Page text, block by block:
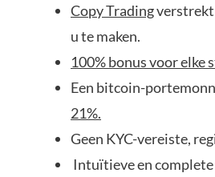
Copy Tradingverstrekt
u te maken.
100% bonus voor elke
Een bitcoin-
21%.
Geen KYC-vereiste,
Intuïtieve en complete